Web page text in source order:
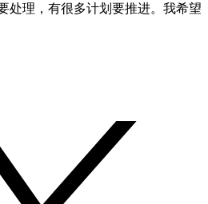
处理，有很多计划要推进。我希望